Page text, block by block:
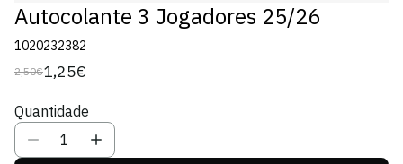
Autocolante 3 Jogadores 25/26
1020232382
Preço
2,50€
Preço
venda
1,25€
Quantidade